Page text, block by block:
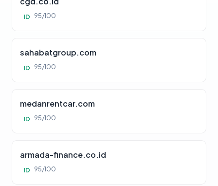
ID 95/100
sahabatgroup.com
ID 95/100
medanrentcar.com
ID 95/100
armada-finance.co.id
ID 95/100